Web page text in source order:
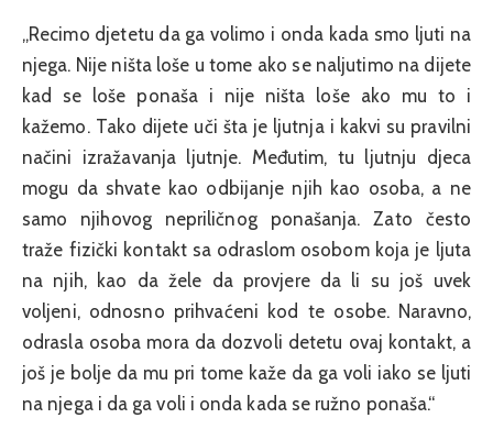
„Recimo djetetu da ga volimo i onda kada smo ljuti na
njega. Nije ništa loše u tome ako se naljutimo na dijete
kad se loše ponaša i nije ništa loše ako mu to i
kažemo. Tako dijete uči šta je ljutnja i kakvi su pravilni
načini izražavanja ljutnje. Međutim, tu ljutnju djeca
mogu da shvate kao odbijanje njih kao osoba, a ne
samo njihovog nepriličnog ponašanja. Zato često
traže fizički kontakt sa odraslom osobom koja je ljuta
na njih, kao da žele da provjere da li su još uvek
voljeni, odnosno prihvaćeni kod te osobe. Naravno,
odrasla osoba mora da dozvoli detetu ovaj kontakt, a
još je bolje da mu pri tome kaže da ga voli iako se ljuti
na njega i da ga voli i onda kada se ružno ponaša.“